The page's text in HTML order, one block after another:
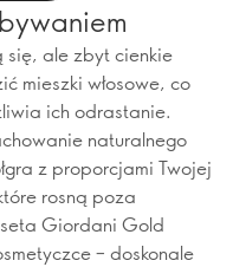
ale zbyt cienkie
mieszki włosowe, co
ich odrastanie.
naturalnego
z proporcjami Twojej
rosną poza
Giordani Gold
– doskonale